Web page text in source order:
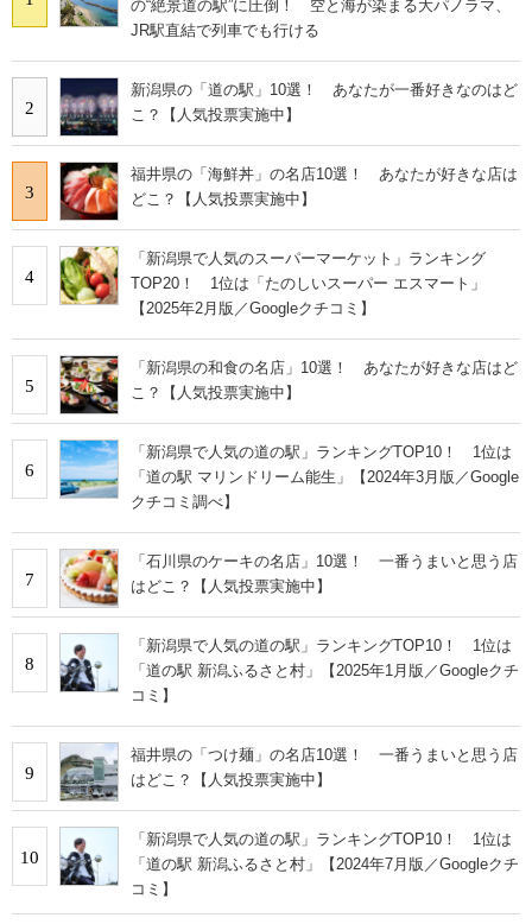
の“絶景道の駅”に圧倒！ 空と海が染まる大パノラマ、
JR駅直結で列車でも行ける
2
新潟県の「道の駅」10選！ あなたが一番好きなのはど
こ？【人気投票実施中】
3
福井県の「海鮮丼」の名店10選！ あなたが好きな店は
どこ？【人気投票実施中】
4
「新潟県で人気のスーパーマーケット」ランキング
TOP20！ 1位は「たのしいスーパー エスマート」
【2025年2月版／Googleクチコミ】
5
「新潟県の和食の名店」10選！ あなたが好きな店はど
こ？【人気投票実施中】
6
「新潟県で人気の道の駅」ランキングTOP10！ 1位は
「道の駅 マリンドリーム能生」【2024年3月版／Google
クチコミ調べ】
7
「石川県のケーキの名店」10選！ 一番うまいと思う店
はどこ？【人気投票実施中】
8
「新潟県で人気の道の駅」ランキングTOP10！ 1位は
「道の駅 新潟ふるさと村」【2025年1月版／Googleクチ
コミ】
9
福井県の「つけ麺」の名店10選！ 一番うまいと思う店
はどこ？【人気投票実施中】
10
「新潟県で人気の道の駅」ランキングTOP10！ 1位は
「道の駅 新潟ふるさと村」【2024年7月版／Googleクチ
コミ】